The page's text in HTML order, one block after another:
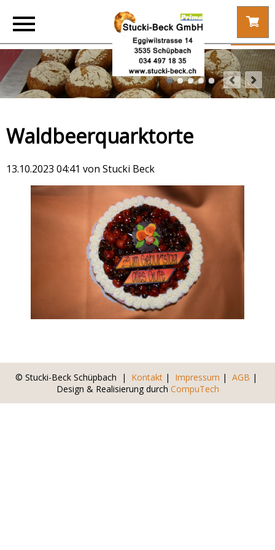
Waldbeerquarktorte
13.10.2023 04:41 von Stucki Beck
© Stucki-Beck Schüpbach | Kontakt | Impressum | AGB |
Design & Realisierung durch CompuTech